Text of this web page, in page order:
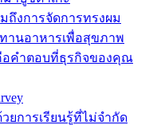
งการจัดการทรงผม
านอาหารเพื่อสุขภาพ
อคำตอบที่ธุรกิจของคุณ
ยการเรียนรู้ที่ไม่จำกัด